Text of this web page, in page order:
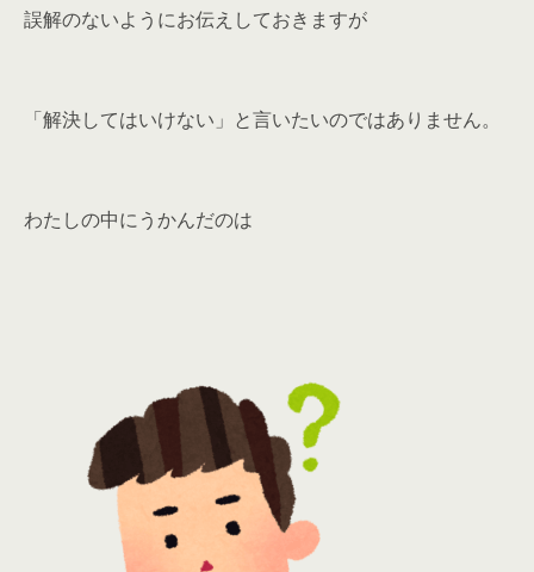
誤解のないようにお伝えしておきますが
「解決してはいけない」と言いたいのではありません。
わたしの中にうかんだのは